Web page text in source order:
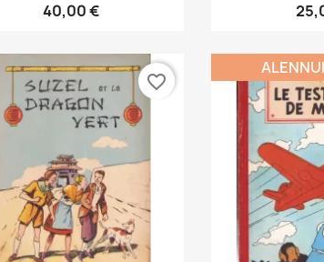
40,00 €
favorite_border